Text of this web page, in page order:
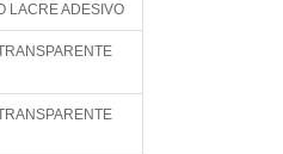
LACRE ADESIVO